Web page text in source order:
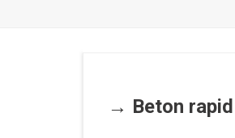
→ Beton